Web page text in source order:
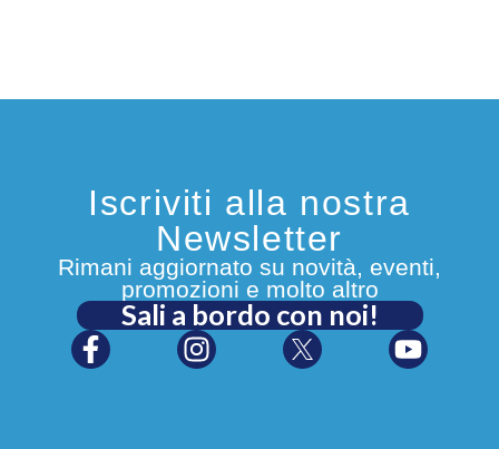
Iscriviti alla nostra
Newsletter
Rimani aggiornato su novità, eventi,
promozioni e molto altro
Sali a bordo con noi!